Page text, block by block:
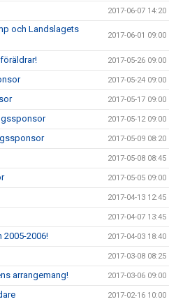
2017-06-07 14:20
och Landslagets
2017-06-01 09:00
2017-05-26 09:00
2017-05-24 09:00
2017-05-17 09:00
2017-05-12 09:00
2017-05-09 08:20
2017-05-08 08:45
2017-05-05 09:00
2017-04-13 12:45
2017-04-07 13:45
2006! 2017-04-03 18:40
2017-03-08 08:25
arrangemang! 2017-03-06 09:00
2017-02-16 10:00